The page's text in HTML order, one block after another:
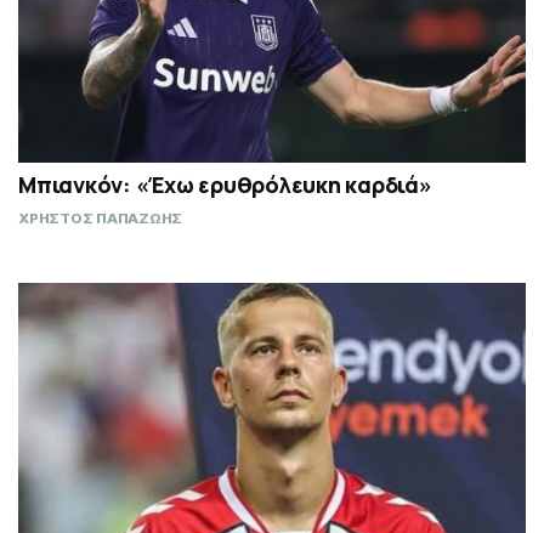
Μπιανκόν: «Έχω ερυθρόλευκη καρδιά»
ΧΡΗΣΤΟΣ ΠΑΠΑΖΩΗΣ